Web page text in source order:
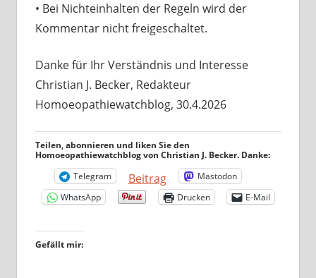
• Bei Nichteinhalten der Regeln wird der
Kommentar nicht freigeschaltet.
Danke für Ihr Verständnis und Interesse
Christian J. Becker, Redakteur
Homoeopathiewatchblog, 30.4.2026
Teilen, abonnieren und liken Sie den
Homoeopathiewatchblog von Christian J. Becker. Danke:
Telegram
Beitrag
Mastodon
WhatsApp
Drucken E-Mail
Gefällt mir: